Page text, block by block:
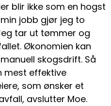
blir ikke som en hogst
jobb gjør jeg to
tar ut tømmer og
Økonomien kan
skogsdrift. Så
mest effektive
som ønsker et
avslutter Moe.